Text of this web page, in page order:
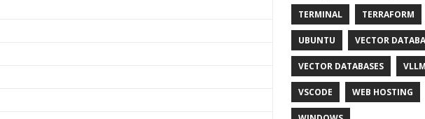
TERMINAL TERRAFORM
UBUNTU VECTOR
VECTOR DATABASES VLLM
VSCODE WEB HOSTING